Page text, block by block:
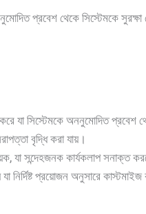
প্রবেশ থেকে সিস্টেমকে
যা সিস্টেমকে অননুমোদিত প্রবেশ
বৃদ্ধি করা যায়।
যা সন্দেহজনক কার্যকলাপ সনাক্ত
নির্দিষ্ট প্রয়োজন অনুসারে